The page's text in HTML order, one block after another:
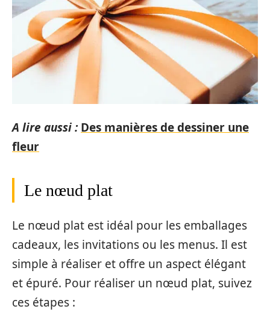
A lire aussi : Des manières de dessiner une
fleur
Le nœud plat
Le nœud plat est idéal pour les emballages
cadeaux, les invitations ou les menus. Il est
simple à réaliser et offre un aspect élégant
et épuré. Pour réaliser un nœud plat, suivez
ces étapes :